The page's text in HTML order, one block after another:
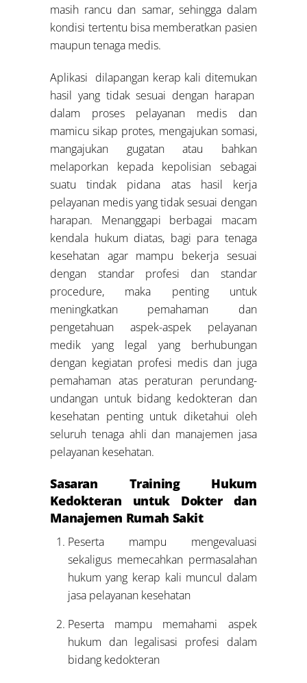
masih rancu dan samar, sehingga dalam
kondisi tertentu bisa memberatkan pasien
maupun tenaga medis.
Aplikasi dilapangan kerap kali ditemukan
hasil yang tidak sesuai dengan harapan
dalam proses pelayanan medis dan
mamicu sikap protes, mengajukan somasi,
mangajukan gugatan atau bahkan
melaporkan kepada kepolisian sebagai
suatu tindak pidana atas hasil kerja
pelayanan medis yang tidak sesuai dengan
harapan. Menanggapi berbagai macam
kendala hukum diatas, bagi para tenaga
kesehatan agar mampu bekerja sesuai
dengan standar profesi dan standar
procedure, maka penting untuk
meningkatkan pemahaman dan
pengetahuan aspek-aspek pelayanan
medik yang legal yang berhubungan
dengan kegiatan profesi medis dan juga
pemahaman atas peraturan perundang-
undangan untuk bidang kedokteran dan
kesehatan penting untuk diketahui oleh
seluruh tenaga ahli dan manajemen jasa
pelayanan kesehatan.
Sasaran Training Hukum
Kedokteran untuk Dokter dan
Manajemen Rumah Sakit
Peserta mampu mengevaluasi
sekaligus memecahkan permasalahan
hukum yang kerap kali muncul dalam
jasa pelayanan kesehatan
Peserta mampu memahami aspek
hukum dan legalisasi profesi dalam
bidang kedokteran